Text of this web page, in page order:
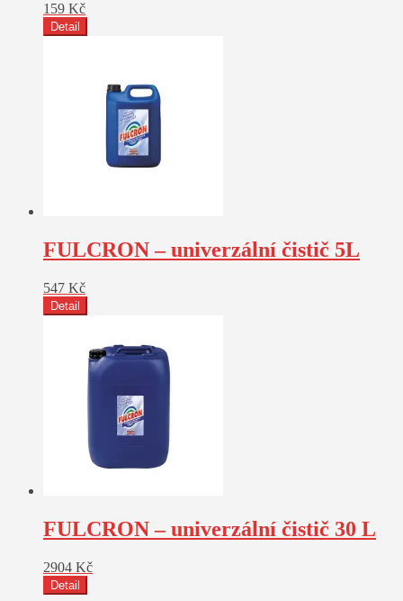
159 Kč
Detail
FULCRON – univerzální čistič 5L
547 Kč
Detail
FULCRON – univerzální čistič 30 L
2904 Kč
Detail